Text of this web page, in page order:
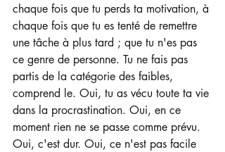
chaque fois que tu perds ta motivation, à
chaque fois que tu es tenté de remettre
une tâche à plus tard ; que tu n'es pas
ce genre de personne. Tu ne fais pas
partis de la catégorie des faibles,
comprend le. Oui, tu as vécu toute ta vie
dans la procrastination. Oui, en ce
moment rien ne se passe comme prévu.
Oui, c'est dur. Oui, ce n'est pas facile